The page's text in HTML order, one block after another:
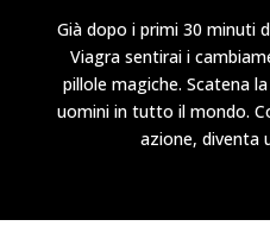
Già dopo i primi 30 minuti
Viagra sentirai i
pillole magiche. Scatena
uomini in tutto il mondo.
azione, diventa